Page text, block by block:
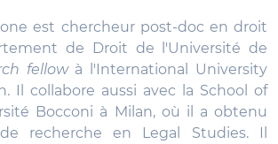
est chercheur post-doc en droit
de Droit de l'Université de
fellowà l'International University
Il collabore aussi avec la School of
Bocconi à Milan, où il a obtenu
recherche en Legal Studies. Il